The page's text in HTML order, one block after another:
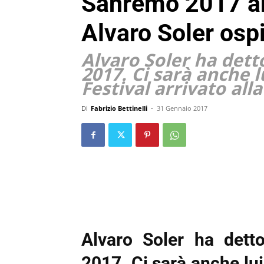
Alvaro Soler
Alvaro Soler ha
2017. Ci sarà
Festival arrivato
Di Fabrizio Bettinelli - 31 Gennaio 2017
Alvaro Soler ha